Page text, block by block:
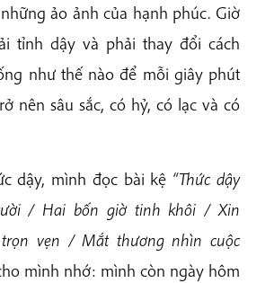
ảo ảnh của hạnh phúc. Giờ
tỉnh dậy và phải thay đổi cách
như thế nào để mỗi giây phút
nên sâu sắc, có hỷ, có lạc và có
dậy, mình đọc bài kệ “Thức dậy
/ Hai bốn giờ tinh khôi / Xin
trọn vẹn / Mắt thương nhìn cuộc
mình nhớ: mình còn ngày hôm